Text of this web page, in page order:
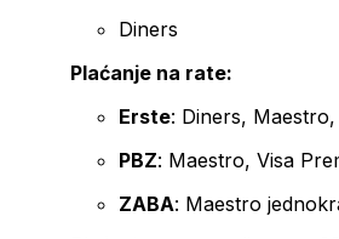
Diners
Plaćanje na rate:
Erste: Diners,
PBZ: Maestro, Visa
ZABA: Maestro